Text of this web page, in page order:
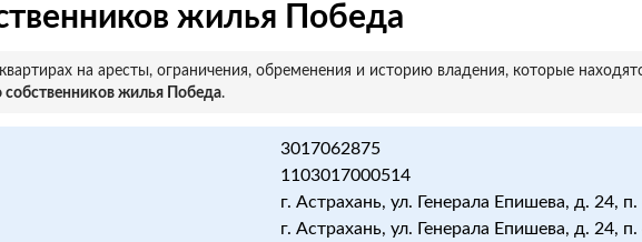
жилья Победа
на аресты, ограничения, обременения и историю владения, которые
собственников жилья Победа.
3017062875
1103017000514
г. Астрахань, ул. Генерала Епишева, д. 24, п.
г. Астрахань, ул. Генерала Епишева, д. 24, п.